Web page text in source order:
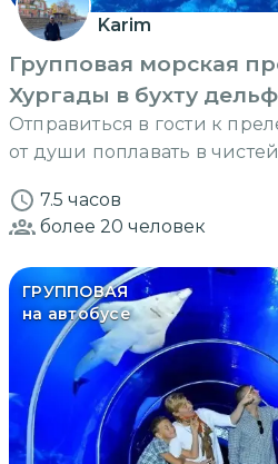
Karim
Групповая морская
Хургады в бухту
Отправиться в гости к
от души поплавать в
7.5 часов
более 20 человек
ГРУППОВАЯ
на автобусе